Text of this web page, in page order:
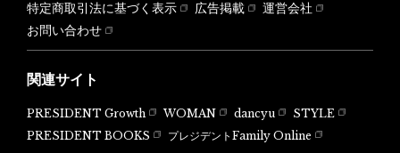
特定商取引法に基づく表示
広告掲載
運営会社
お問い合わせ
関連サイト
PRESIDENT Growth WOMAN dancyu
STYLE
PRESIDENT BOOKS
プレジデントFamily Online